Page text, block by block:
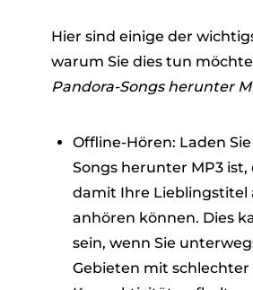
Hier sind einige der
warum Sie dies tun
Pandora-Songs herunter
Offline-Hören: Laden
Songs herunter MP3 ist,
damit Ihre Lieblingstitel
anhören können. Dies
sein, wenn Sie
Gebieten mit schlechter